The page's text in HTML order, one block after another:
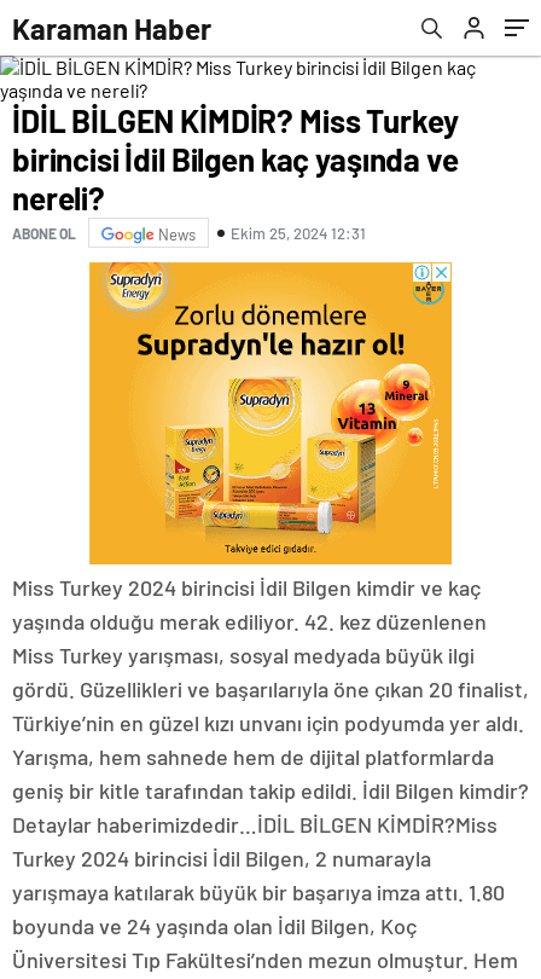
Karaman Haber
İDİL BİLGEN KİMDİR? Miss Turkey
birincisi İdil Bilgen kaç yaşında ve
nereli?
ABONE OL News Ekim 25, 2024 12:31
Miss Turkey 2024 birincisi İdil Bilgen kimdir ve kaç
yaşında olduğu merak ediliyor. 42. kez düzenlenen
Miss Turkey yarışması, sosyal medyada büyük ilgi
gördü. Güzellikleri ve başarılarıyla öne çıkan 20 finalist,
Türkiye’nin en güzel kızı unvanı için podyumda yer aldı.
Yarışma, hem sahnede hem de dijital platformlarda
geniş bir kitle tarafından takip edildi. İdil Bilgen kimdir?
Detaylar haberimizdedir…İDİL BİLGEN KİMDİR?Miss
Turkey 2024 birincisi İdil Bilgen, 2 numarayla
yarışmaya katılarak büyük bir başarıya imza attı. 1.80
boyunda ve 24 yaşında olan İdil Bilgen, Koç
Üniversitesi Tıp Fakültesi’nden mezun olmuştur. Hem